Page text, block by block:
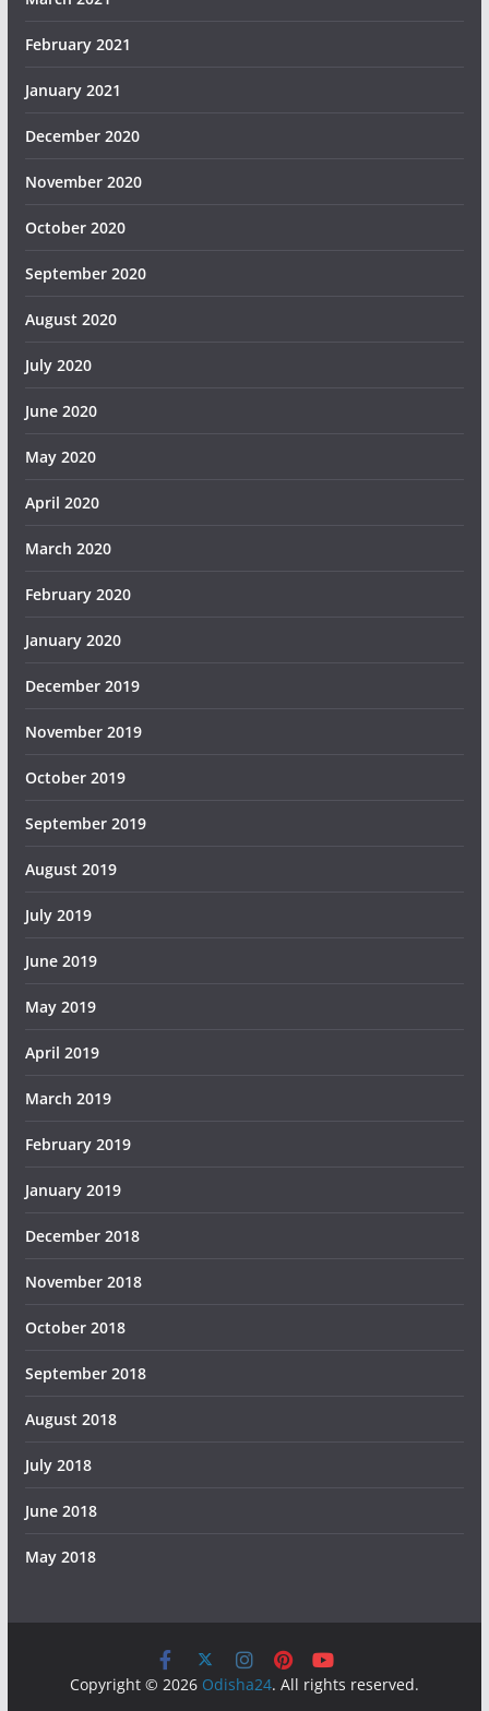
February 2021
January 2021
December 2020
November 2020
October 2020
September 2020
August 2020
July 2020
June 2020
May 2020
April 2020
March 2020
February 2020
January 2020
December 2019
November 2019
October 2019
September 2019
August 2019
July 2019
June 2019
May 2019
April 2019
March 2019
February 2019
January 2019
December 2018
November 2018
October 2018
September 2018
August 2018
July 2018
June 2018
May 2018
Copyright © 2026 Odisha24. All rights reserved.